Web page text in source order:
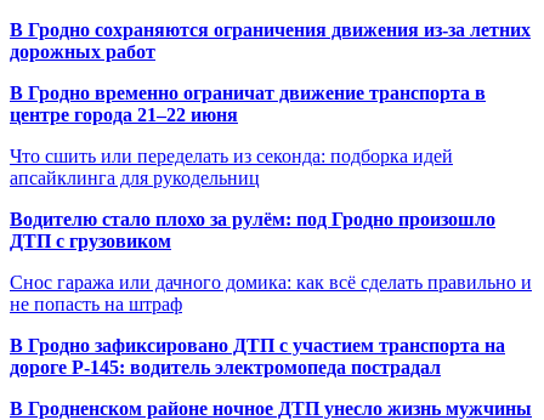
В Гродно сохраняются ограничения движения из-за летних
дорожных работ
В Гродно временно ограничат движение транспорта в
центре города 21–22 июня
Что сшить или переделать из секонда: подборка идей
апсайклинга для рукодельниц
Водителю стало плохо за рулём: под Гродно произошло
ДТП с грузовиком
Снос гаража или дачного домика: как всё сделать правильно и
не попасть на штраф
В Гродно зафиксировано ДТП с участием транспорта на
дороге Р-145: водитель электромопеда пострадал
В Гродненском районе ночное ДТП унесло жизнь мужчины